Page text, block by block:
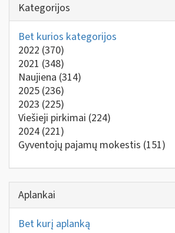
Kategorijos
Bet kurios kategorijos
2022 (370)
2021 (348)
Naujiena (314)
2025 (236)
2023 (225)
Viešieji pirkimai (224)
2024 (221)
Gyventojų pajamų mokestis (151)
Aplankai
Bet kurį aplanką